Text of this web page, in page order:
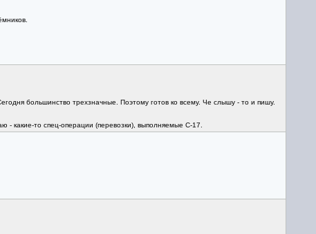
большинство трехзначные. Поэтому готов ко всему. Че слышу - то и пишу.
какие-то спец-операции (перевозки), выполняемые С-17.